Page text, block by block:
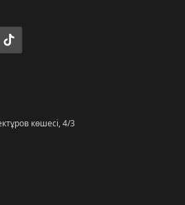
көшесі, 4/3